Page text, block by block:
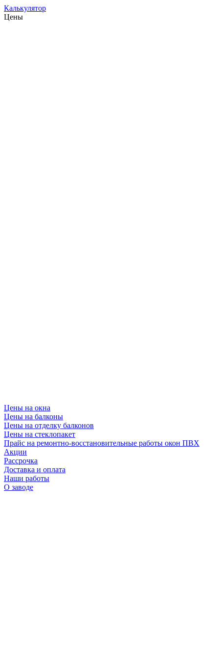
Калькулятор
Цены
Цены на окна
Цены на балконы
Цены на отделку балконов
Цены на стеклопакет
Прайс на ремонтно-восстановительные работы окон ПВХ
Акции
Рассрочка
Доставка и оплата
Наши работы
О заводе